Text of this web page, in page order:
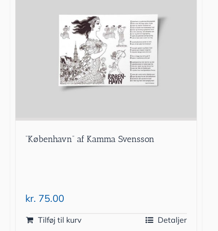
”København” af Kamma Svensson
kr. 75.00
Tilføj til kurv Detaljer